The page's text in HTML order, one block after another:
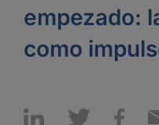
empezado:
como